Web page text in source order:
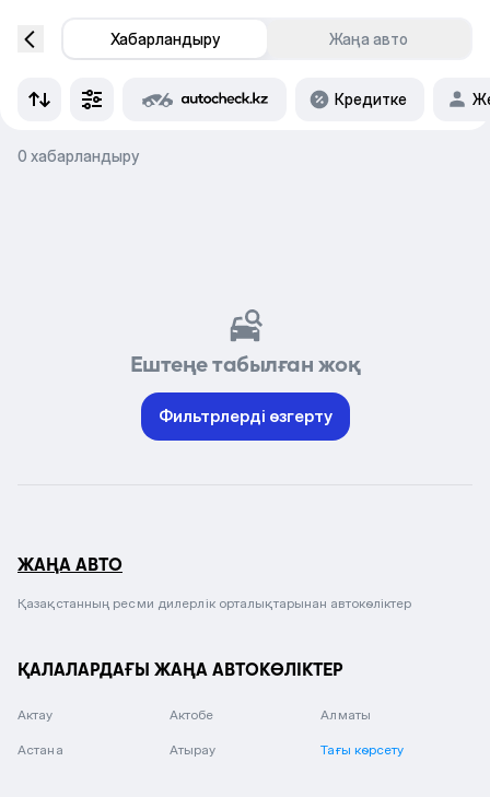
Хабарландыру Жаңа авто
Кредитке
0 хабарландыру
Ештеңе табылған жоқ
Фильтрлерді өзгерту
ЖАҢА АВТО
Қазақстанның ресми дилерлік орталықтарынан автокөліктер
ҚАЛАЛАРДАҒЫ ЖАҢА АВТОКӨЛІКТЕР
Актау Актобе Алматы
Астана Атырау Тағы көрсету